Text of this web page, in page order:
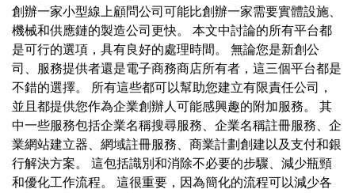
創辦一家小型線上顧問公司可能比創辦一家需要實體設施、
機械和供應鏈的製造公司更快。 本文中討論的所有平台都
是可行的選項，具有良好的處理時間。 無論您是新創公
司、服務提供者還是電子商務商店所有者，這三個平台都是
不錯的選擇。 所有這些都可以幫助您建立有限責任公司，
並且都提供您作為企業創辦人可能感興趣的附加服務。 其
中一些服務包括企業名稱搜尋服務、企業名稱註冊服務、企
業網站建立器、網域註冊服務、商業計劃創建以及支付和銀
行解決方案。 這包括識別和消除不必要的步驟、減少瓶頸
和優化工作流程。 這很重要，因為簡化的流程可以減少各